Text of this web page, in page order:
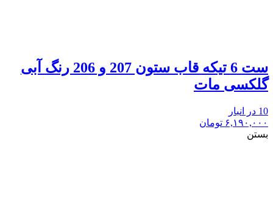
ست 6 تیکه قاب ستون 207 و 206 رنگ آبی
گلکسی مات
10 در انبار
۶,۱۹۰,۰۰۰ تومان
بستن